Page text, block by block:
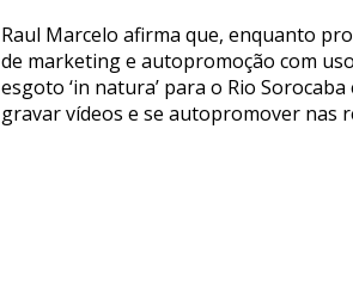
Raul Marcelo afirma que, enquanto
de marketing e autopromoção com
esgoto ‘in natura’ para o Rio
gravar vídeos e se autopromover nas